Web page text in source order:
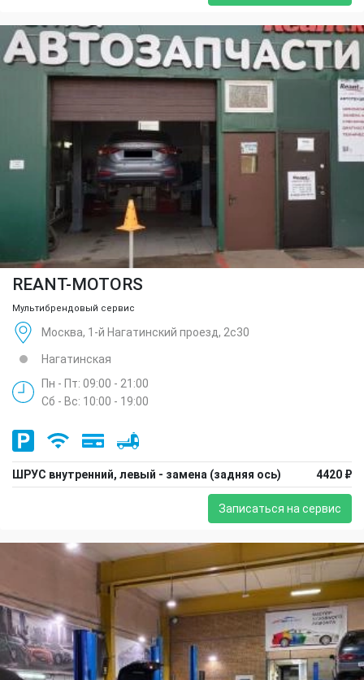
REANT-MOTORS
Мультибрендовый сервис
Москва, 1-й Нагатинский проезд, 2с30
Нагатинская
Пн - Пт: 09:00 - 21:00
Сб - Вс: 10:00 - 19:00
ШРУС внутренний, левый - замена (задняя ось) 4420 ₽
Записаться на сервис